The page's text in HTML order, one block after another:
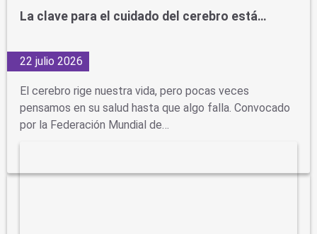
La clave para el cuidado del cerebro está…
22 julio 2026
El cerebro rige nuestra vida, pero pocas veces
pensamos en su salud hasta que algo falla. Convocado
por la Federación Mundial de…